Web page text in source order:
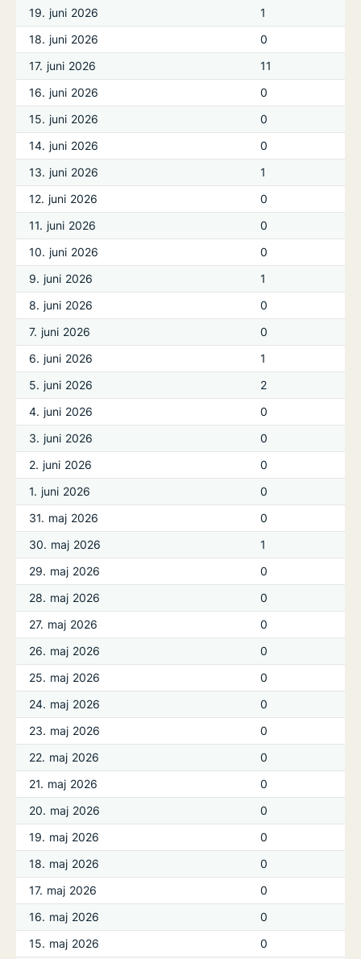
19. juni 2026
1
18. juni 2026
0
17. juni 2026
11
16. juni 2026
0
15. juni 2026
0
14. juni 2026
0
13. juni 2026
1
12. juni 2026
0
11. juni 2026
0
10. juni 2026
0
9. juni 2026
1
8. juni 2026
0
7. juni 2026
0
6. juni 2026
1
5. juni 2026
2
4. juni 2026
0
3. juni 2026
0
2. juni 2026
0
1. juni 2026
0
31. maj 2026
0
30. maj 2026
1
29. maj 2026
0
28. maj 2026
0
27. maj 2026
0
26. maj 2026
0
25. maj 2026
0
24. maj 2026
0
23. maj 2026
0
22. maj 2026
0
21. maj 2026
0
20. maj 2026
0
19. maj 2026
0
18. maj 2026
0
17. maj 2026
0
16. maj 2026
0
15. maj 2026
0